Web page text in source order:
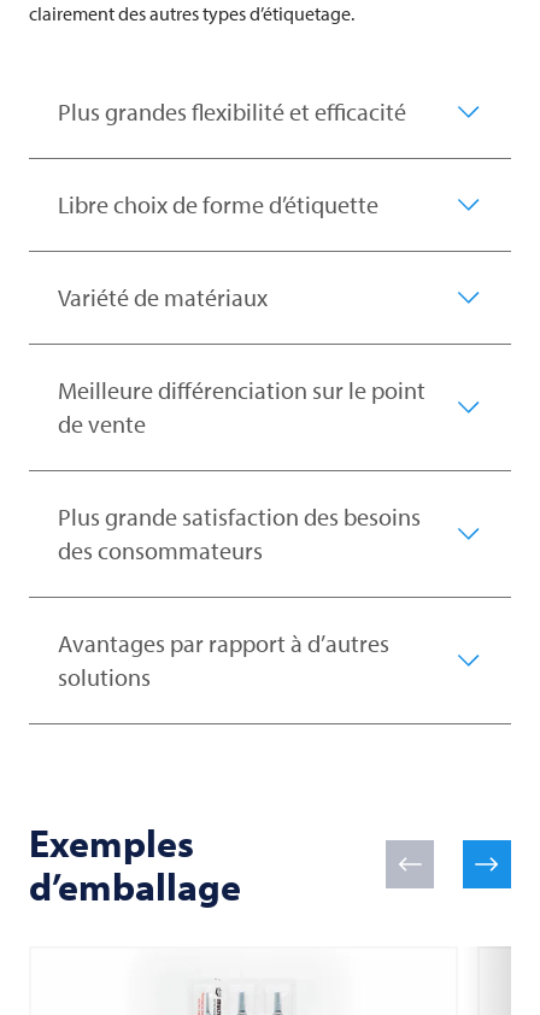
clairement des autres types d’étiquetage.
Plus grandes flexibilité et efficacité
Libre choix de forme d’étiquette
Variété de matériaux
Meilleure différenciation sur le point
de vente
Plus grande satisfaction des besoins
des consommateurs
Avantages par rapport à d’autres
solutions
Exemples
d’emballage